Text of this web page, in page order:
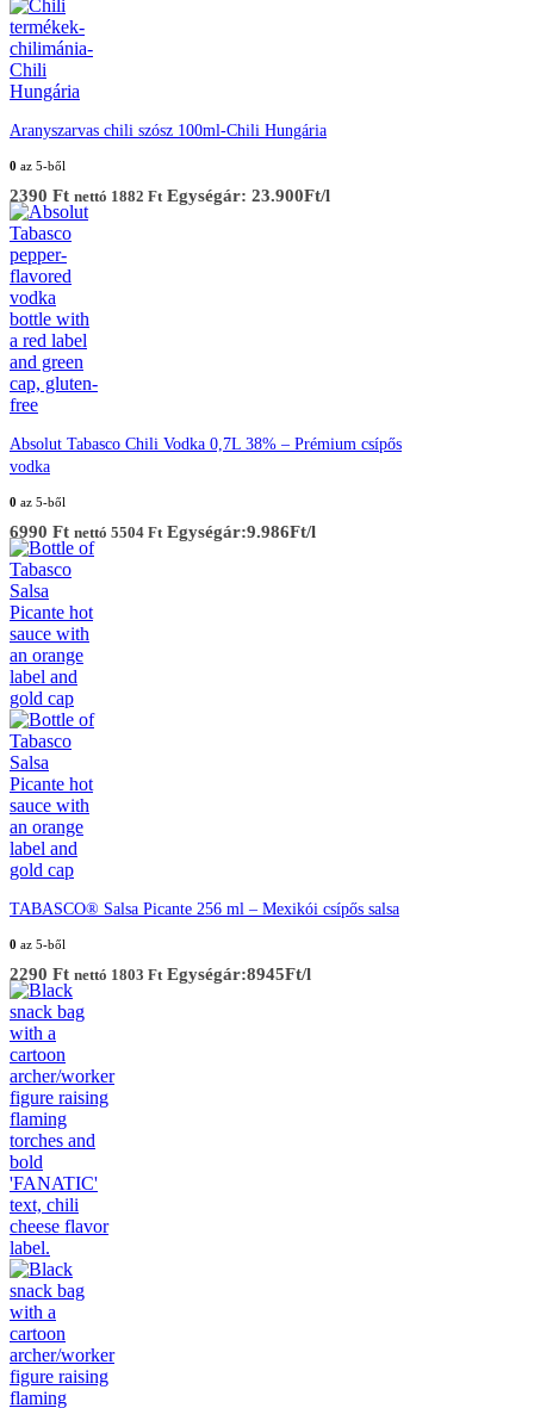
Aranyszarvas chili szósz 100ml-Chili Hungária
0 az 5-ből
2390 Ft nettó 1882 Ft Egységár: 23.900Ft/l
Absolut Tabasco Chili Vodka 0,7L 38% – Prémium csípős
vodka
0 az 5-ből
6990 Ft nettó 5504 Ft Egységár:9.986Ft/l
TABASCO® Salsa Picante 256 ml – Mexikói csípős salsa
0 az 5-ből
2290 Ft nettó 1803 Ft Egységár:8945Ft/l